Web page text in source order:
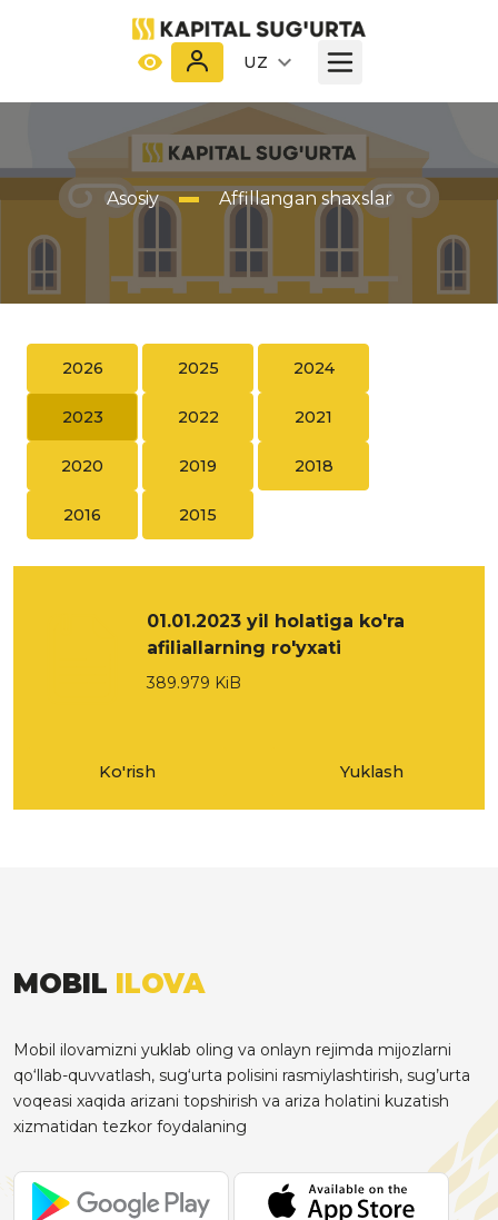
UZ
Asosiy Affillangan shaxslar
2026 2025 2024
2023 2022 2021
2020 2019 2018
2016 2015
01.01.2023 yil holatiga ko'ra
afiliallarning ro'yxati
389.979 KiB
Ko'rish Yuklash
MOBIL ILOVA
Mobil ilovamizni yuklab oling va onlayn rejimda mijozlarni
qo‘llab-quvvatlash, sug‘urta polisini rasmiylashtirish, sug’urta
voqeasi xaqida arizani topshirish va ariza holatini kuzatish
xizmatidan tezkor foydalaning